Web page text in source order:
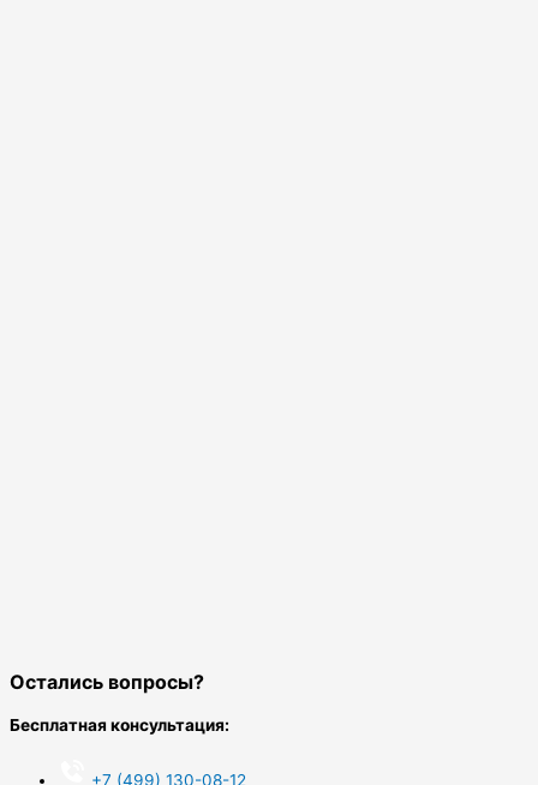
Остались вопросы?
Бесплатная консультация:
+7 (499) 130-08-12